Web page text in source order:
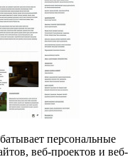
персональные
веб-проектов и веб-